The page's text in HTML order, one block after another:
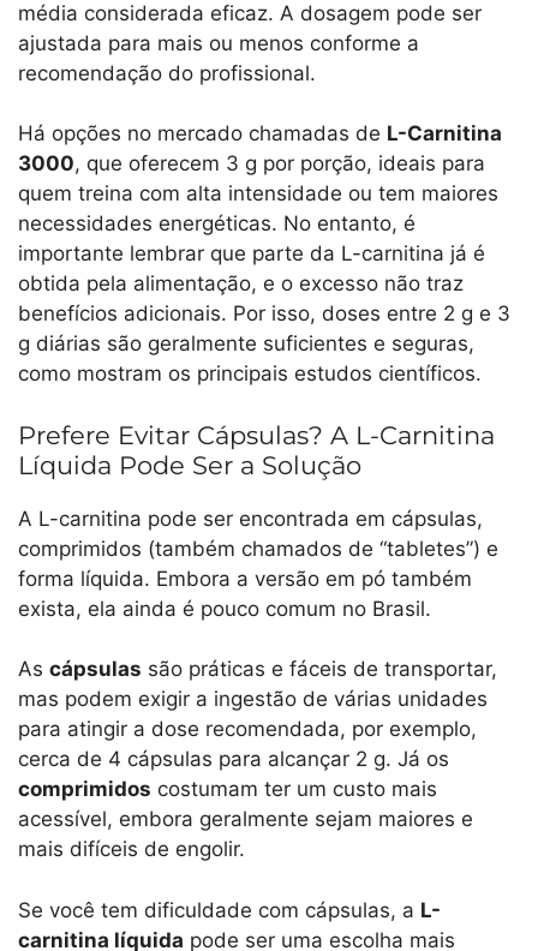
média considerada eficaz. A dosagem pode ser
ajustada para mais ou menos conforme a
recomendação do profissional.
Há opções no mercado chamadas de L-Carnitina
3000, que oferecem 3 g por porção, ideais para
quem treina com alta intensidade ou tem maiores
necessidades energéticas. No entanto, é
importante lembrar que parte da L-carnitina já é
obtida pela alimentação, e o excesso não traz
benefícios adicionais. Por isso, doses entre 2 g e 3
g diárias são geralmente suficientes e seguras,
como mostram os principais estudos científicos.
Prefere Evitar Cápsulas? A L-Carnitina
Líquida Pode Ser a Solução
A L-carnitina pode ser encontrada em cápsulas,
comprimidos (também chamados de “tabletes”) e
forma líquida. Embora a versão em pó também
exista, ela ainda é pouco comum no Brasil.
As cápsulas são práticas e fáceis de transportar,
mas podem exigir a ingestão de várias unidades
para atingir a dose recomendada, por exemplo,
cerca de 4 cápsulas para alcançar 2 g. Já os
comprimidos costumam ter um custo mais
acessível, embora geralmente sejam maiores e
mais difíceis de engolir.
Se você tem dificuldade com cápsulas, a L-
carnitina líquida pode ser uma escolha mais